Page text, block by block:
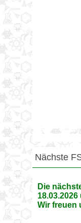
Nächste
Die
Wir freuen